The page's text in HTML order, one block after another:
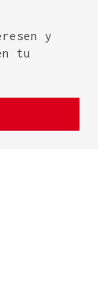
y
tu